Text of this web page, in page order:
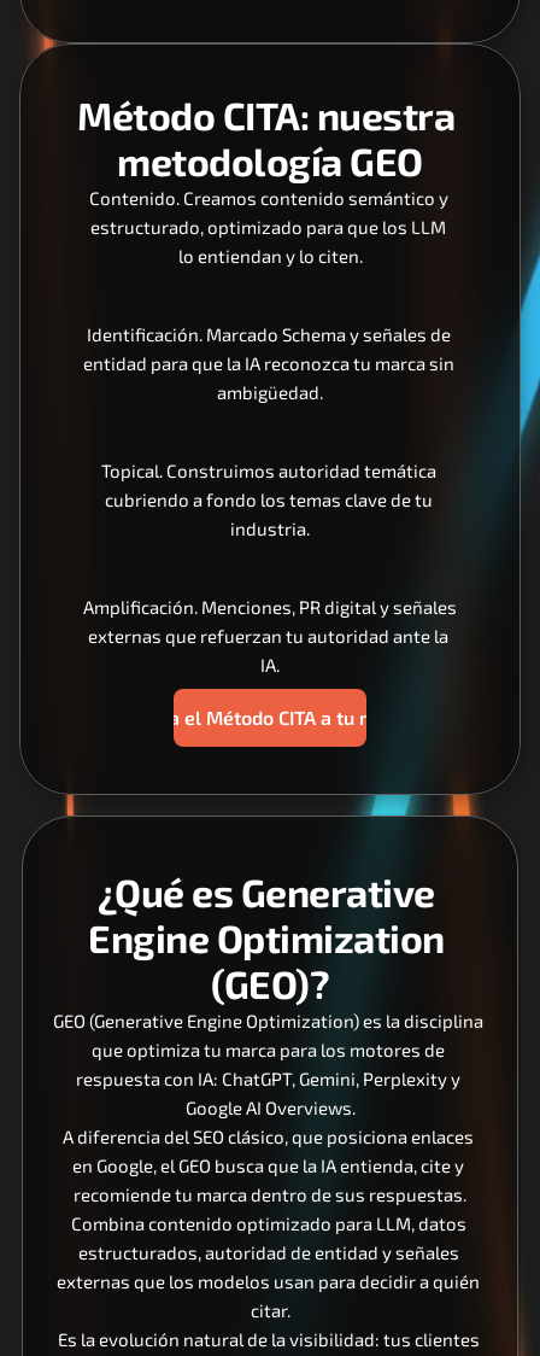
Método CITA: nuestra
metodología GEO
Contenido. Creamos contenido semántico y
estructurado, optimizado para que los LLM
lo entiendan y lo citen.
Identificación. Marcado Schema y señales de
entidad para que la IA reconozca tu marca sin
ambigüedad.
Topical. Construimos autoridad temática
cubriendo a fondo los temas clave de tu
industria.
Amplificación. Menciones, PR digital y señales
externas que refuerzan tu autoridad ante la
IA.
Aplica el Método CITA a tu marca
¿Qué es Generative
Engine Optimization
(GEO)?
GEO (Generative Engine Optimization) es la disciplina
que optimiza tu marca para los motores de
respuesta con IA: ChatGPT, Gemini, Perplexity y
Google AI Overviews.
A diferencia del SEO clásico, que posiciona enlaces
en Google, el GEO busca que la IA entienda, cite y
recomiende tu marca dentro de sus respuestas.
Combina contenido optimizado para LLM, datos
estructurados, autoridad de entidad y señales
externas que los modelos usan para decidir a quién
citar.
Es la evolución natural de la visibilidad: tus clientes